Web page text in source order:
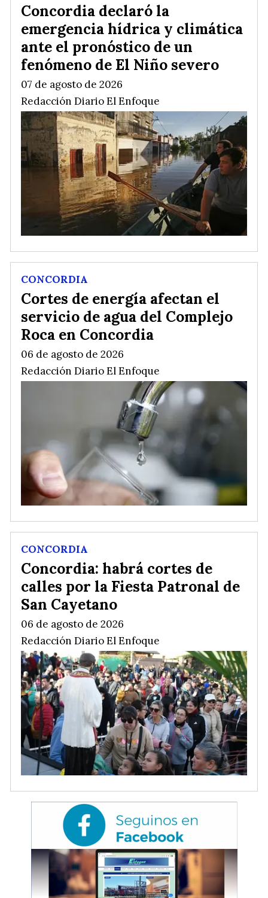
Concordia declaró la
emergencia hídrica y climática
ante el pronóstico de un
fenómeno de El Niño severo
Redacción Diario El Enfoque
07 de agosto de 2026
Cortes de energía afectan el
servicio de agua del Complejo
Roca en Concordia
Redacción Diario El Enfoque
CONCORDIA
06 de agosto de 2026
Concordia: habrá cortes de
calles por la Fiesta Patronal de
San Cayetano
Redacción Diario El Enfoque
CONCORDIA
06 de agosto de 2026